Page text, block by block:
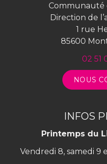
Communauté
Direction de
1 rue
85600
02 51
NOUS
INFOS
Printemps du
Vendredi 8, samedi 9